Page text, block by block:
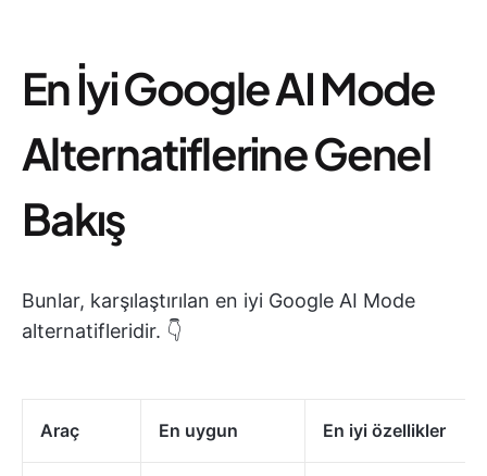
En İyi Google AI Mode
Alternatiflerine Genel
Bakış
Bunlar, karşılaştırılan en iyi Google AI Mode
alternatifleridir. 👇
Araç En uygun En iyi özellikler